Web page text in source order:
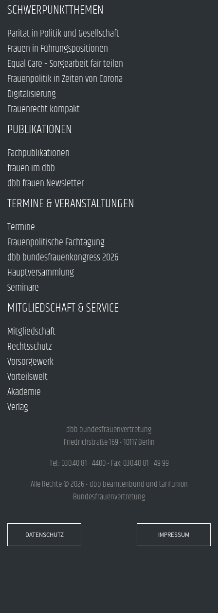
SCHWERPUNKTTHEMEN
Parität in Politik und Gesellschaft
Frauen in Führungspositionen
Equal Care – Sorgearbeit fair teilen
Frauenpolitik in Zeiten von Corona
Digitalisierung
Frauenrecht kompakt
PUBLIKATIONEN
Fachpublikationen
frauen im dbb
dbb frauen Newsletter
TERMINE & VERANSTALTUNGEN
Termine
Frauenpolitische Fachtagung
dbb bundesfrauenkongress 2026
Hauptversammlung
Seminare
MITGLIEDSCHAFT & SERVICE
Mitgliedschaft
Rechtsschutz
Vorsorgewerk
Vorteilswelt
Akademie
Verlag
dbb bundesfrauenvertretung
Friedrichstraße 169 • 10117 Berlin
Tel.: 030.40 81 - 4400 • Fax: 030.40 81 - 49 99
Alle Rechte © 2026 • dbb beamtenbund und tarifunion
Bundesfrauenvertretung
DATENSCHUTZ IMPRESSUM